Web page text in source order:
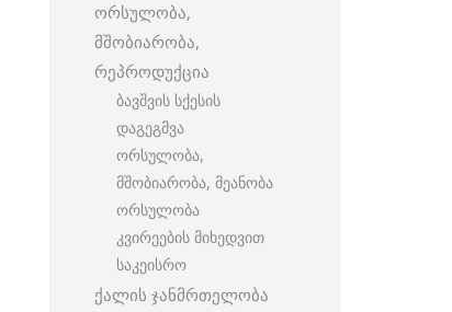
ორსულობა,
მშობიარობა,
რეპროდუქცია
ბავშვის სქესის
დაგეგმვა
ორსულობა,
მშობიარობა, მეანობა
ორსულობა
კვირეების მიხედვით
საკეისრო
ქალის ჯანმრთელობა